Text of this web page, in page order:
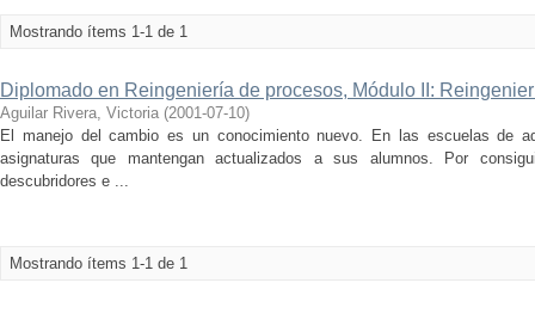
Mostrando ítems 1-1 de 1
Diplomado en Reingeniería de procesos, Módulo II:
Aguilar Rivera, Victoria (2001-07-10)
El manejo del cambio es un conocimiento nuevo. En las escuelas de
asignaturas que mantengan actualizados a sus alumnos. Por
descubridores e ...
Mostrando ítems 1-1 de 1